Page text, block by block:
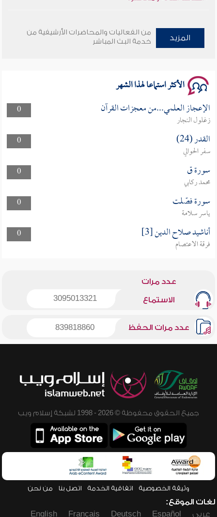
سلسلة محاضرات نفحات رمضانية 1444هـ
المزيد
من الفعاليات والمحاضرات الأرشيفية من
خدمة البث المباشر
الأكثر استماعا لهذا الشهر
0 الإعجاز العلمي...من معجزات القرآن
زغلول النجار
0
القدر (24)
سفر الحوالي
0
سورة ق
محمد ركابي
0
سورة فصّلت
ياسر سلامة
0
أناشيد صلاح الدين [3]
فرقة الاعتصام
عدد مرات
الاستماع 3095013321
عدد مرات الحفظ 839818860
جميع الحقوق محفوظة © 2026 - 1998 لشبكة إسلام ويب
وثيقة الخصوصية اتفاقية الخدمة اتصل بنا من نحن
لغات الموقع:
عربي
Español
Deutsch
Français
English